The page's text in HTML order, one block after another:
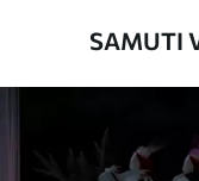
Saadaolevad
26
SAMUTI